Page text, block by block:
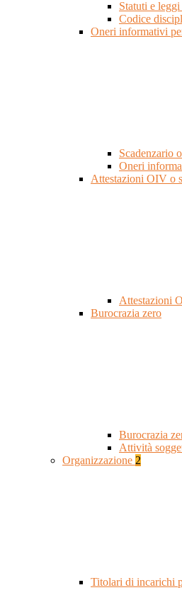
Statuti e
Codice
Oneri informativi
Scadenzario
Oneri
Attestazioni OIV o
Attestazioni
Burocrazia zero
Burocrazia
Attività
Organizzazione 2
Titolari di incarichi